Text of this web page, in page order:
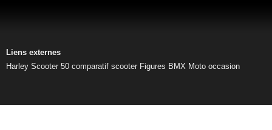
Liens externes
Harley Scooter 50 comparatif scooter Figures BMX Moto occasion